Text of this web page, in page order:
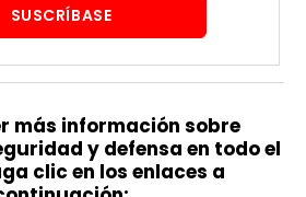
SUSCRÍBASE
más información sobre
y defensa en todo el
clic en los enlaces a